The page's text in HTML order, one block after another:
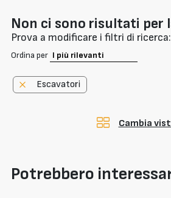
Non ci sono risultati per
Prova a modificare i filtri di ricerca:
Ordina per
Escavatori
Cambia
Potrebbero